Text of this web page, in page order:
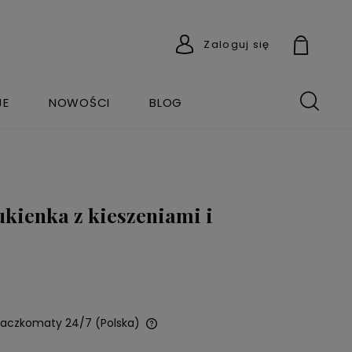
Zaloguj się
NOWOŚCI BLOG
z kieszeniami i
24/7 (Polska)